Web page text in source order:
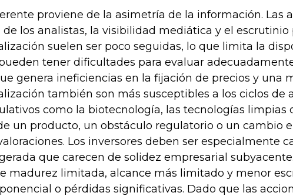
proviene de la asimetría de la información. Las
los analistas, la visibilidad mediática y el
suelen ser poco seguidas, lo que limita la
tener dificultades para evaluar
genera ineficiencias en la fijación de precios y una
también son más susceptibles a los ciclos de
como la biotecnología, las tecnologías
un producto, un obstáculo regulatorio o un cambio
Los inversores deben ser especialmente
que carecen de solidez empresarial
madurez limitada, alcance más limitado y menor
o pérdidas significativas. Dado que las